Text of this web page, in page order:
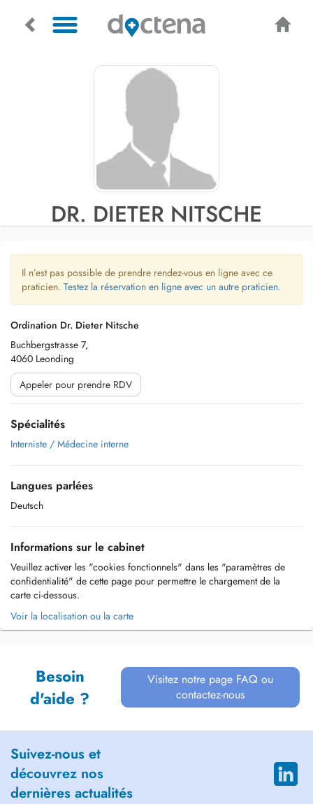
DR. DIETER NITSCHE
Il n’est pas possible de prendre rendez-vous en ligne avec ce
praticien. Testez la réservation en ligne avec un autre praticien.
Ordination Dr. Dieter Nitsche
Buchbergstrasse 7,
4060 Leonding
Appeler pour prendre RDV
Spécialités
Interniste / Médecine interne
Langues parlées
Deutsch
Informations sur le cabinet
Veuillez activer les "cookies fonctionnels" dans les "paramètres de
confidentialité" de cette page pour permettre le chargement de la
carte ci-dessous.
Voir la localisation ou la carte
Besoin
d'aide ?
Visitez notre page FAQ ou
contactez-nous
Suivez-nous et
découvrez nos
dernières actualités